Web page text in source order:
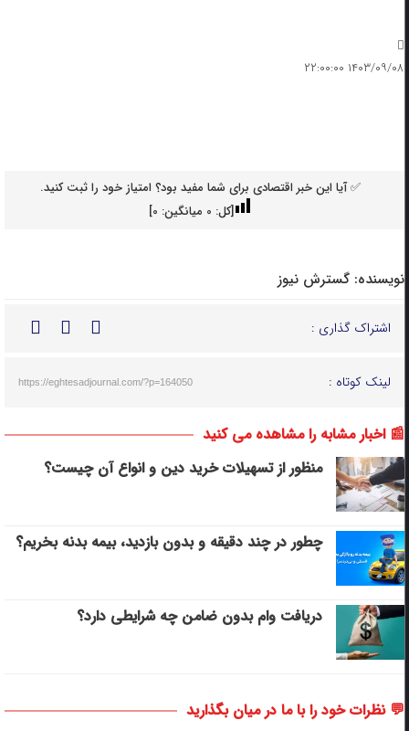
۱۴۰۳/۰۹/۰۸ ۲۲:۰۰:۰۰
✅ آیا این خبر اقتصادی برای شما مفید بود؟ امتیاز خود را ثبت کنید.
[کل: 0میانگین: 0
]
نویسنده: گسترش نیوز
اشتراک گذاری :
لینک کوتاه : https://eghtesadjournal.com/?p=164050
📰 اخبار مشابه را مشاهده می کنید
منظور از تسهیلات خرید دین و انواع آن چیست؟
چطور در چند دقیقه و بدون بازدید، بیمه بدنه بخریم؟
دریافت وام بدون ضامن چه شرایطی دارد؟
💬 نظرات خود را با ما در میان بگذارید